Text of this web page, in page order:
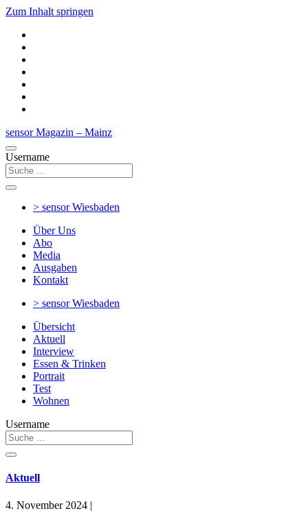
Zum Inhalt springen
sensor Magazin – Mainz
Username
> sensorWiesbaden
Über Uns
Abo
Media
Ausgaben
Kontakt
> sensorWiesbaden
Übersicht
Aktuell
Interview
Essen & Trinken
Portrait
Test
Wohnen
Username
Aktuell
4. November 2024 |